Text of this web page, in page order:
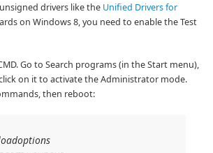
drivers like the Unified Drivers for
on Windows 8, you need to enable the Test
Go to Search programs (in the Start menu),
on it to activate the Administrator mode.
then reboot: